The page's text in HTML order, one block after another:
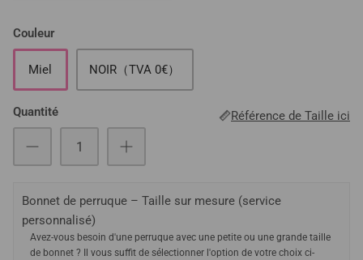
Couleur
Miel NOIR（TVA 0€）
Quantité Référence de Taille ici
Bonnet de perruque – Taille sur mesure (service
personnalisé)
Avez-vous besoin d'une perruque avec une petite ou une grande taille
de bonnet ? Il vous suffit de sélectionner l'option de votre choix ci-